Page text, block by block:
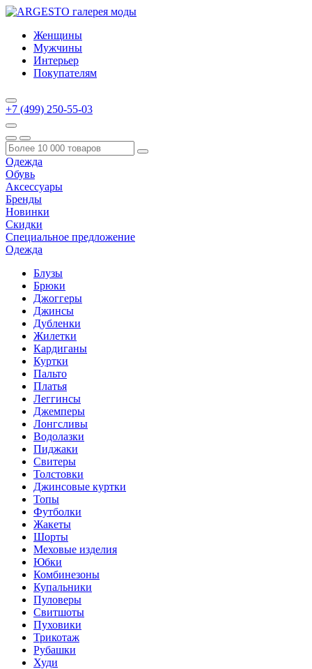
Женщины
Мужчины
Интерьер
Покупателям
+7 (499) 250-55-03
Одежда
Обувь
Аксессуары
Бренды
Новинки
Скидки
Специальное предложение
Одежда
Блузы
Брюки
Джоггеры
Джинсы
Дубленки
Жилетки
Кардиганы
Куртки
Пальто
Платья
Леггинсы
Джемперы
Лонгсливы
Водолазки
Пиджаки
Свитеры
Толстовки
Джинсовые куртки
Топы
Футболки
Жакеты
Шорты
Меховые изделия
Юбки
Комбинезоны
Купальники
Пуловеры
Свитшоты
Пуховики
Трикотаж
Рубашки
Худи